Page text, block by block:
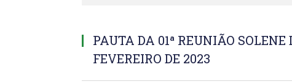
PAUTA DA 01ª REUNIÃO SOLENE
FEVEREIRO DE 2023